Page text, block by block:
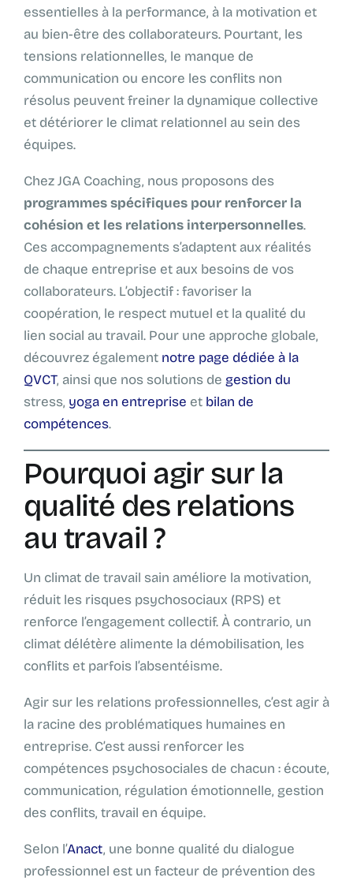
essentielles à la performance, à la motivation et
au bien-être des collaborateurs. Pourtant, les
tensions relationnelles, le manque de
communication ou encore les conflits non
résolus peuvent freiner la dynamique collective
et détériorer le climat relationnel au sein des
équipes.
Chez JGA Coaching, nous proposons des
programmes spécifiques pour renforcer la
cohésion et les relations interpersonnelles.
Ces accompagnements s’adaptent aux réalités
de chaque entreprise et aux besoins de vos
collaborateurs. L’objectif : favoriser la
coopération, le respect mutuel et la qualité du
lien social au travail. Pour une approche globale,
découvrez également notre page dédiée à la
QVCT, ainsi que nos solutions de gestion du
stress, yoga en entreprise et bilan de
compétences.
Pourquoi agir sur la
qualité des relations
au travail ?
Un climat de travail sain améliore la motivation,
réduit les risques psychosociaux (RPS) et
renforce l’engagement collectif. À contrario, un
climat délétère alimente la démobilisation, les
conflits et parfois l’absentéisme.
Agir sur les relations professionnelles, c’est agir à
la racine des problématiques humaines en
entreprise. C’est aussi renforcer les
compétences psychosociales de chacun : écoute,
communication, régulation émotionnelle, gestion
des conflits, travail en équipe.
Selon l’Anact, une bonne qualité du dialogue
professionnel est un facteur de prévention des